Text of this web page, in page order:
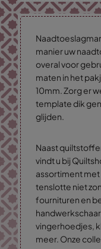
manier uw
overal voor
maten in het
10mm. Zorg er
template dik
glijden.
Naast
vindt u bij
assortiment met
tenslotte niet
fournituren en
vingerhoedjes,
meer. Onze